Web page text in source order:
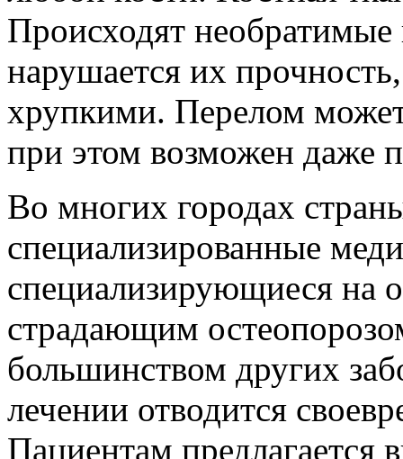
Происходят необратимые
нарушается их
хрупкими. Перелом
при этом возможен даже
Во многих городах
специализированные
специализирующиеся на
страдающим
большинством других
лечении отводится
Пациентам предлагается